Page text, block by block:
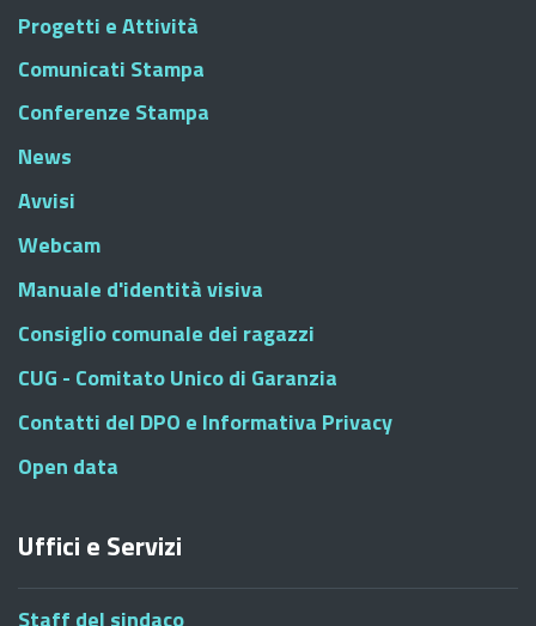
Progetti e Attività
Comunicati Stampa
Conferenze Stampa
News
Avvisi
Webcam
Manuale d'identità visiva
Consiglio comunale dei ragazzi
CUG - Comitato Unico di Garanzia
Contatti del DPO e Informativa Privacy
Open data
Uffici e Servizi
Staff del sindaco